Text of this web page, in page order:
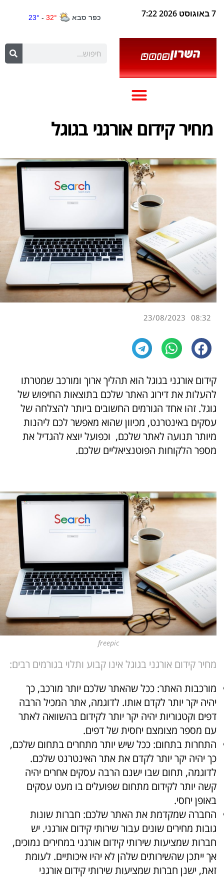
7 באוגוסט 2026 7:22
מחיר קידום אורגני בגוגל
08:32
23/08/2023
קידום אורגני בגוגל הוא תהליך ארוך ומורכב שמטרתו
להעלות את דירוג האתר שלכם בתוצאות החיפוש של
גוגל. זהו אחד הגורמים החשובים ביותר להצלחה של
עסקים באינטרנט, מכיוון שהוא מאפשר לכם ליהנות
מיותר תנועה לאתר שלכם, וכפועל יוצא להגדיל את
מספר הלקוחות הפוטנציאליים שלכם.
freepic
מחיר קידום אורגני בגוגל אינו קבוע ותלוי בגורמים רבים:
מורכבות האתר: ככל שהאתר שלכם יותר מורכב, כך
יהיה יקר יותר לקדם אותו. לדוגמה, אתר המכיל הרבה
דפים וקטגוריות יהיה יקר יותר לקידום בהשוואה לאתר
עם מספר מצומצם יחסית של דפים.
התחרות בתחום: ככל שיש יותר מתחרים בתחום שלכם,
כך יהיה יקר יותר לקדם את אתר האינטרנט שלכם.
לדוגמה, תחום שבו ישנם הרבה עסקים אחרים יהיה
קשה יותר לקידום מתחום שפועלים בו מעט עסקים
באופן יחסי.
החברה שמקדמת את האתר שלכם: חברות שונות
גובות מחירים שונים עבור שירותי קידום אורגני. יש
חברות שמציעות שירותי קידום אורגני במחירים נמוכים,
אך ייתכן שהשירותים שלהן לא יהיו איכותיים. לעומת
זאת, ישנן חברות שמציעות שירותי קידום אורגני